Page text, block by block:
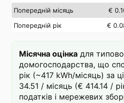
Попередній місяць
€
Попередній рік
€
Місячна оцінка для
домогосподарства, що
рік (~417 kWh/місяць) за
34.51 / місяць (€ 414.14 /
податків і мережевих